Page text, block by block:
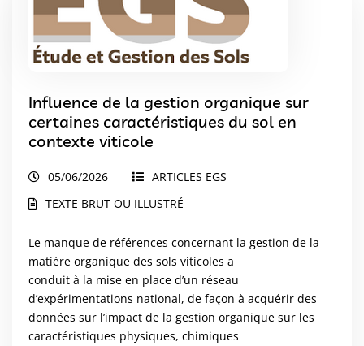
Influence de la gestion organique sur
certaines caractéristiques du sol en
contexte viticole
05/06/2026
ARTICLES EGS
TEXTE BRUT OU ILLUSTRÉ
Le manque de références concernant la gestion de la
matière organique des sols viticoles a
conduit à la mise en place d’un réseau
d’expérimentations national, de façon à acquérir des
données sur l’impact de la gestion organique sur les
caractéristiques physiques, chimiques